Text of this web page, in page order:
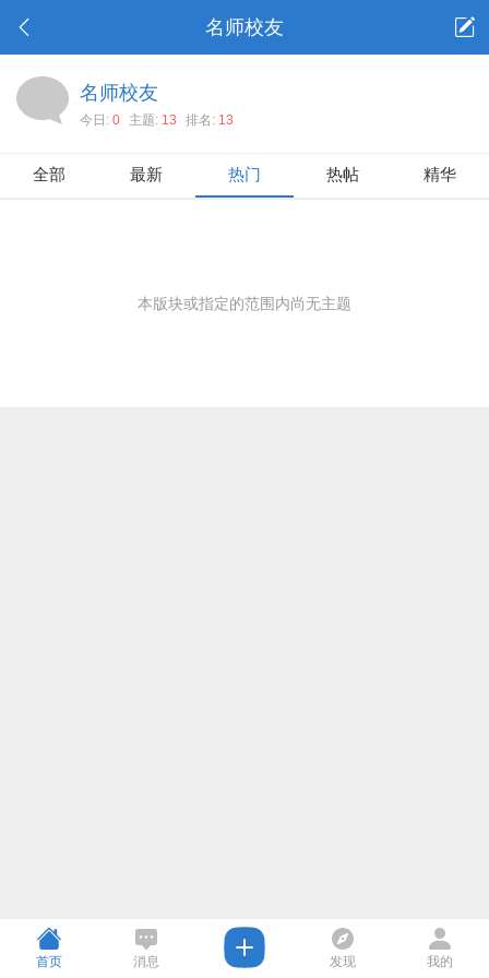
名师校友
名师校友
今日: 0 主题: 13 排名: 13
全部 最新 热门 热帖 精华
本版块或指定的范围内尚无主题
首页 消息 发现 我的